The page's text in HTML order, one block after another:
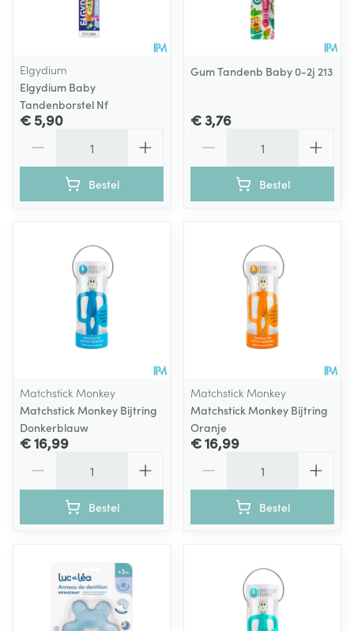
Elgydium
Elgydium Baby
Tandenborstel Nf
€ 5,90
Bestel
Gum Tandenb Baby 0-2j 213
€ 3,76
Bestel
Matchstick Monkey
Matchstick Monkey Bijtring
Donkerblauw
€ 16,99
Bestel
Matchstick Monkey
Matchstick Monkey Bijtring
Oranje
€ 16,99
Bestel